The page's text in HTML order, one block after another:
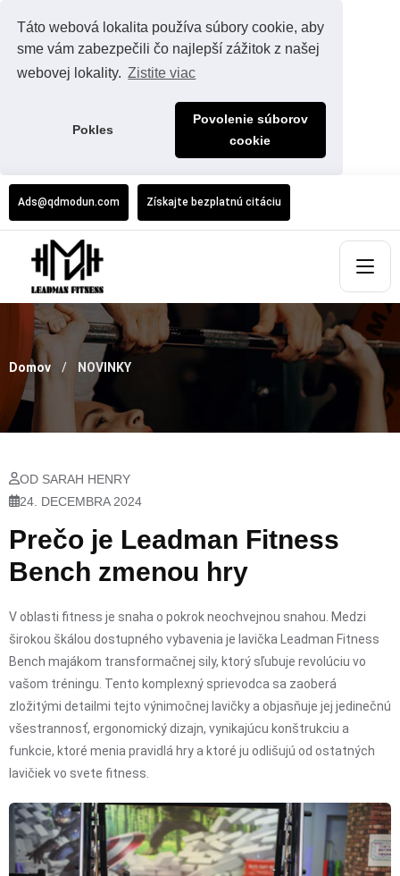
Táto webová lokalita používa súbory cookie, aby
sme vám zabezpečili čo najlepší zážitok z našej
webovej lokality. Zistite viac
Pokles
Povolenie súborov
cookie
Ads@qdmodun.com Získajte bezplatnú citáciu
Domov NOVINKY
OD SARAH HENRY
24. DECEMBRA 2024
Prečo je Leadman Fitness
Bench zmenou hry
V oblasti fitness je snaha o pokrok neochvejnou snahou. Medzi
širokou škálou dostupného vybavenia je lavička Leadman Fitness
Bench majákom transformačnej sily, ktorý sľubuje revolúciu vo
vašom tréningu. Tento komplexný sprievodca sa zaoberá
zložitými detailmi tejto výnimočnej lavičky a objasňuje jej jedinečnú
všestrannosť, ergonomický dizajn, vynikajúcu konštrukciu a
funkcie, ktoré menia pravidlá hry a ktoré ju odlišujú od ostatných
lavičiek vo svete fitness.